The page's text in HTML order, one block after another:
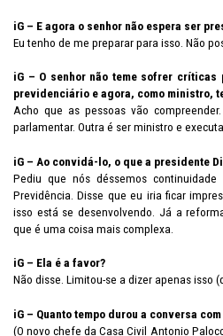
iG – E agora o senhor não espera ser
Eu tenho de me preparar para isso. Não
iG – O senhor não teme sofrer
previdenciário e agora, como ministro,
Acho que as pessoas vão
parlamentar. Outra é ser ministro e
iG – Ao convidá-lo, o que a presidente
Pediu que nós déssemos
Previdência. Disse que eu iria ficar
isso está se desenvolvendo. Já a
que é uma coisa mais complexa.
iG – Ela é a favor?
Não disse. Limitou-se a dizer apenas isso
iG – Quanto tempo durou a conversa
(O novo chefe da Casa Civil Antonio